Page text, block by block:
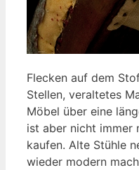
Flecken auf dem
Stellen, veraltetes
Möbel über eine
ist aber nicht immer
kaufen. Alte Stühle
wieder modern